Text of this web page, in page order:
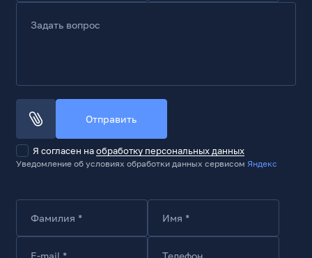
Технологии
AMD FreeSync
Да
NVIDIA G-Sync
Да
Технология Low Blue Light
Задать вопрос
Отправить
Я согласен наобработку персональных данных
Уведомление об условиях обработки данных сервисом Яндекс
Фамилия * Имя *
E-mail * Телефон